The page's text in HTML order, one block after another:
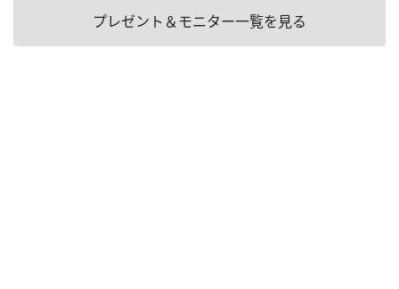
プレゼント＆モニター一覧を見る